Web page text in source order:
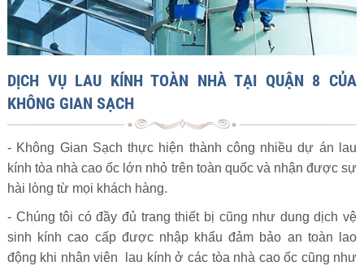
DỊCH VỤ LAU KÍNH TOÀN NHÀ TẠI QUẬN 8 CỦA
KHÔNG GIAN SẠCH
- Không Gian Sạch thực hiện thành công nhiều dự án lau
kính tòa nhà cao ốc lớn nhỏ trên toàn quốc và nhận được sự
hài lòng từ mọi khách hàng.
- Chúng tôi có đầy đủ trang thiết bị cũng như dung dịch vệ
sinh kính cao cấp được nhập khẩu đảm bảo an toàn lao
động khi nhân viên lau kính ở các tòa nhà cao ốc cũng như